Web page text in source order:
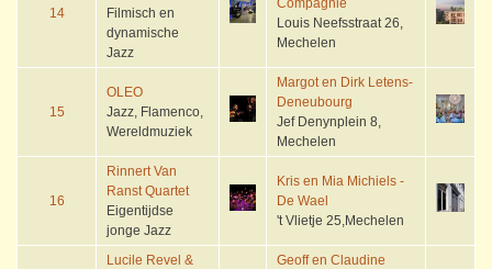
14
Filmisch en
dynamische
Jazz
Louis Neefsstraat 26,
Mechelen
15
OLEO
Jazz, Flamenco,
Wereldmuziek
Margot en Dirk Letens-
Deneubourg
Jef Denynplein 8,
Mechelen
16
Rinnert Van
Ranst Quartet
Eigentijdse
jonge Jazz
Kris en Mia Michiels -
De Wael
't Vlietje 25,Mechelen
Lucile Revel &
Geoff en Claudine